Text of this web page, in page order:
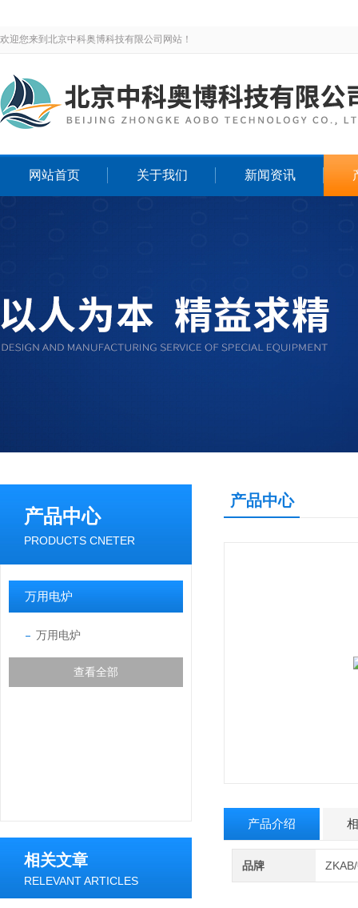
欢迎您来到北京中科奥博科技有限公司网站！
网站首页 关于我们 新闻资讯
产品中心
PRODUCTS CNETER
万用电炉
万用电炉
查看全部
相关文章
RELEVANT ARTICLES
产品中心
产品介绍
品牌